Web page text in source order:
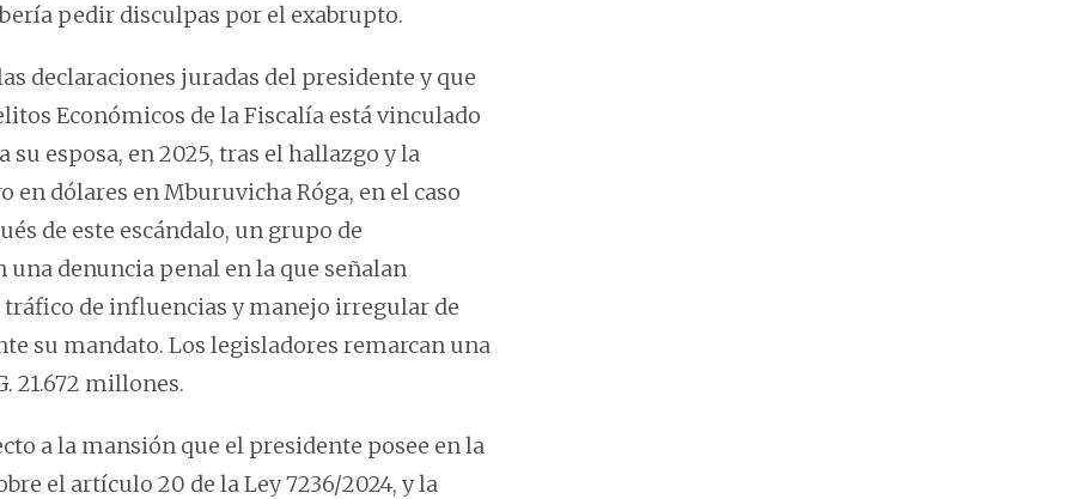
pedir disculpas por el exabrupto.
declaraciones juradas del presidente y que
Económicos de la Fiscalía está vinculado
esposa, en 2025, tras el hallazgo y la
dólares en Mburuvicha Róga, en el caso
de este escándalo, un grupo de
denuncia penal en la que señalan
de influencias y manejo irregular de
su mandato. Los legisladores remarcan una
21.672 millones.
a la mansión que el presidente posee en la
el artículo 20 de la Ley 7236/2024, y la